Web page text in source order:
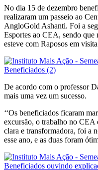
No dia 15 de dezembro
realizaram um passeio ao
AngloGold Ashanti. Foi a
Esportes ao CEA, sendo
esteve com Raposos em
De acordo com o professor
mais uma vez um sucesso.
‘‘Os beneficiados ficaram
excursão, o trabalho no CEA
clara e transformadora, foi a
esse ano, e as duas foram